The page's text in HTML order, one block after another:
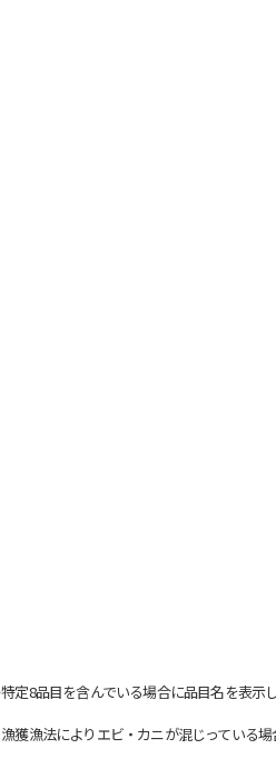
8品目を含んでいる場合に品目名を表示し
漁法によりエビ・カニが混じっている